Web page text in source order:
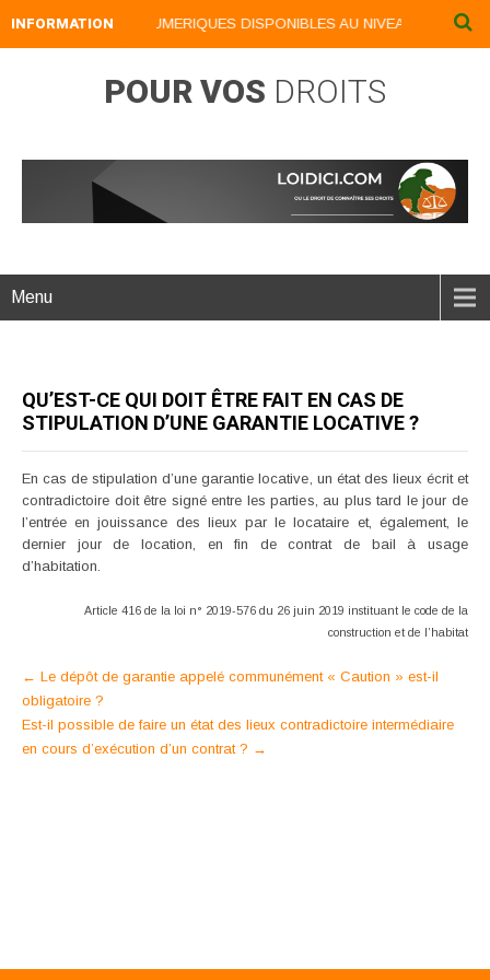
INFORMATION
NOS LIVRES NUMERIQUES DISPONIBLES AU NIVEAU DU
POUR VOS DROITS
Menu
QU’EST-CE QUI DOIT ÊTRE FAIT EN CAS DE
STIPULATION D’UNE GARANTIE LOCATIVE ?
En cas de stipulation d’une garantie locative, un état des lieux écrit et
contradictoire doit être signé entre les parties, au plus tard le jour de
l’entrée en jouissance des lieux par le locataire et, également, le
dernier jour de location, en fin de contrat de bail à usage
d’habitation.
Article 416 de la loi n° 2019-576 du 26 juin 2019 instituant le code de la
construction et de l’habitat
Post
navigation
← Le dépôt de garantie appelé communément « Caution » est-il
obligatoire ?
Est-il possible de faire un état des lieux contradictoire intermédiaire
en cours d’exécution d’un contrat ? →